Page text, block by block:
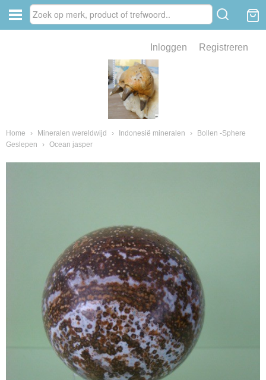
Inloggen Registreren
Home › Mineralen wereldwijd › Indonesië mineralen ›
Bollen -Sphere
Geslepen
› Ocean jasper
van fossielen en mineralen